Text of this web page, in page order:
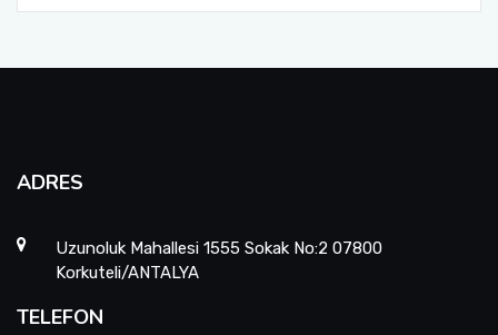
ADRES
Uzunoluk Mahallesi 1555 Sokak No:2 07800
Korkuteli/ANTALYA
TELEFON